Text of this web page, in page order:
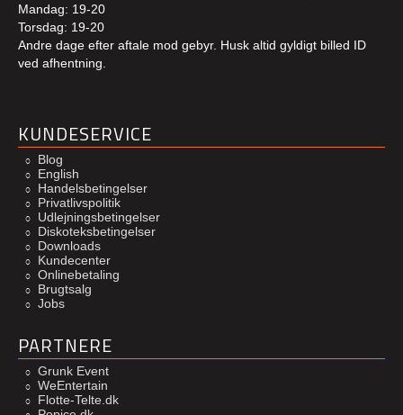
Mandag: 19-20
Torsdag: 19-20
Andre dage efter aftale mod gebyr. Husk altid gyldigt billed ID
ved afhentning.
KUNDESERVICE
Blog
English
Handelsbetingelser
Privatlivspolitik
Udlejningsbetingelser
Diskoteksbetingelser
Downloads
Kundecenter
Onlinebetaling
Brugtsalg
Jobs
PARTNERE
Grunk Event
WeEntertain
Flotte-Telte.dk